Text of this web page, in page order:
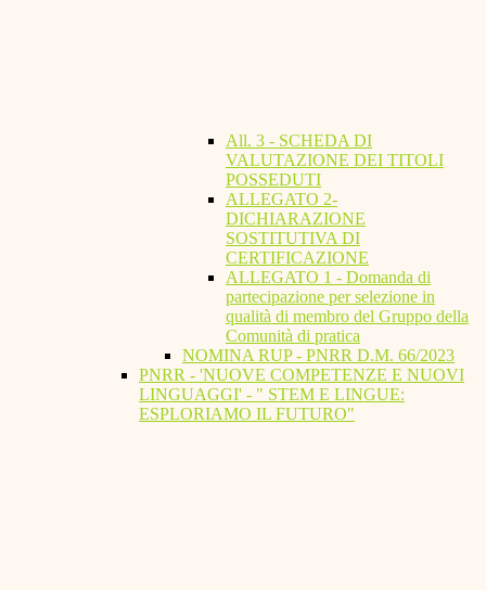
All. 3 - SCHEDA DI
VALUTAZIONE DEI TITOLI
POSSEDUTI
ALLEGATO 2-
DICHIARAZIONE
SOSTITUTIVA DI
CERTIFICAZIONE
ALLEGATO 1 - Domanda di
partecipazione per selezione in
qualità di membro del Gruppo della
Comunità di pratica
NOMINA RUP - PNRR D.M. 66/2023
PNRR - 'NUOVE COMPETENZE E NUOVI
LINGUAGGI' - " STEM E LINGUE:
ESPLORIAMO IL FUTURO"